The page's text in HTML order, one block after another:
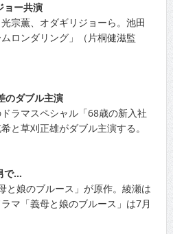
ョー共演
宗薫、オダギリジョーら。池田
ロンダリング」（片桐健滋監
のダブル主演
ラマスペシャル「68歳の新入社
と草刈正雄がダブル主演する。
で…
と娘のブルース」が原作。綾瀬は
マ「義母と娘のブルース」は7月